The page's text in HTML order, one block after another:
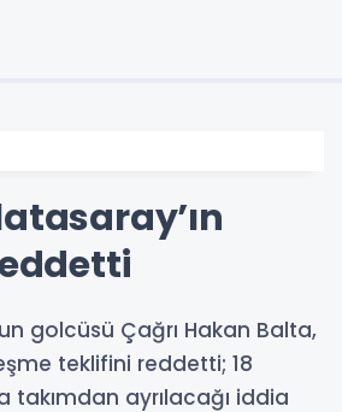
golcüsü Çağrı Hakan Balta,
teklifini reddetti; 18
takımdan ayrılacağı iddia